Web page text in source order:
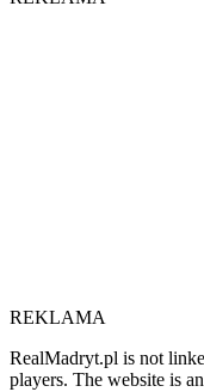
REKLAMA
RealMadryt.pl is not
players. The website is